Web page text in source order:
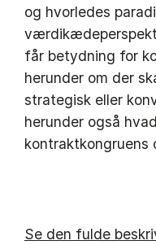
og hvorledes
får betydning for
herunder om der
strategisk eller
herunder også
kontraktkongruens
Se den fulde